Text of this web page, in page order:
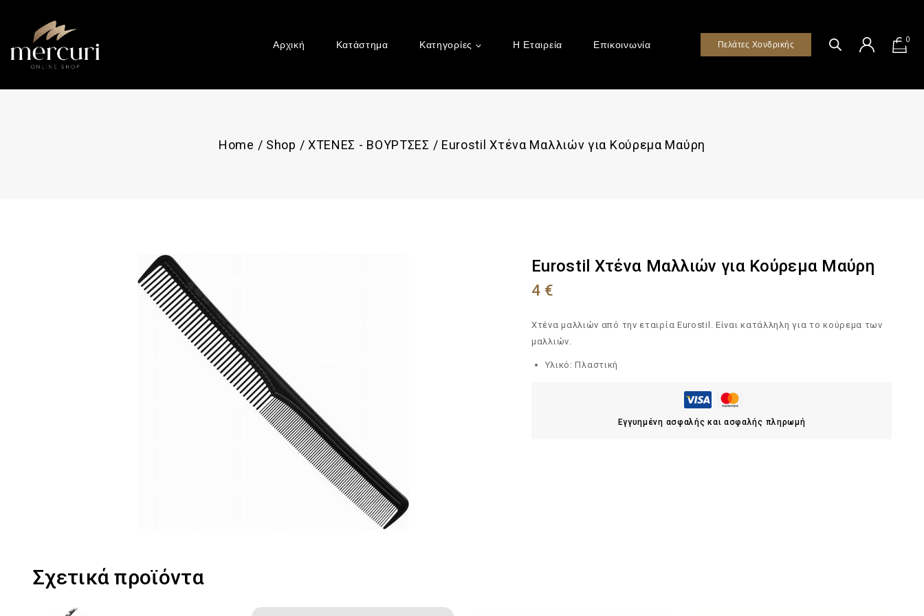
Αρχική Κατάστημα Κατηγορίες Η Εταιρεία Επικοινωνία Πελάτες Χονδρικής 0
Home / Shop / ΧΤΕΝΕΣ - ΒΟΥΡΤΣΕΣ / Eurostil Χτένα Μαλλιών για Κούρεμα Μαύρη
Eurostil Χτένα Μαλλιών για Κούρεμα Μαύρη
4 €
Χτένα μαλλιών από την εταιρία Eurostil. Είναι κατάλληλη για το κούρεμα των
μαλλιών.
Υλικό: Πλαστική
Εγγυημένη ασφαλής και ασφαλής πληρωμή
Σχετικά προϊόντα